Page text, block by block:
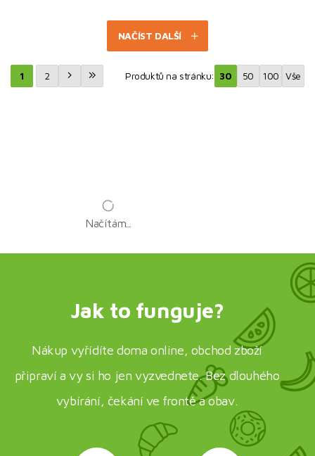
NAČÍST DALŠÍ
1 2 Produktů na stránku: 30 50 100 Vše
Načítám...
Jak to funguje?
Nákup vyřídíte doma online, obchod zboží
připraví a vy si ho jen vyzvednete. Bez dlouhého
vybírání, čekání ve frontě a obav.